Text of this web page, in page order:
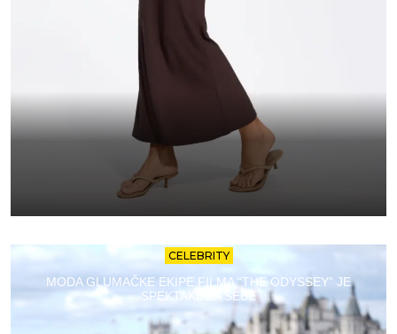
CELEBRITY
MODA GLUMAČKE EKIPE FILMA “THE ODYSSEY” JE
SPEKTAKL ZA SEBE